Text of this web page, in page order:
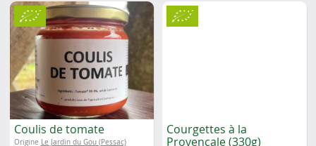
Coulis de tomate
Origine Le Jardin du Gou (Pessac)
Courgettes à la
Provençale (330g)